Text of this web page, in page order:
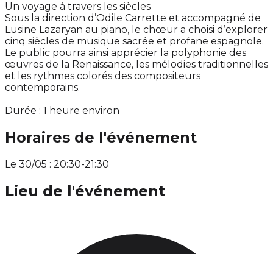
Un voyage à travers les siècles
Sous la direction d’Odile Carrette et accompagné de
Lusine Lazaryan au piano, le chœur a choisi d’explorer
cinq siècles de musique sacrée et profane espagnole.
Le public pourra ainsi apprécier la polyphonie des
œuvres de la Renaissance, les mélodies traditionnelles
et les rythmes colorés des compositeurs
contemporains.
Durée : 1 heure environ
Horaires de l'événement
Le 30/05 : 20:30-21:30
Lieu de l'événement